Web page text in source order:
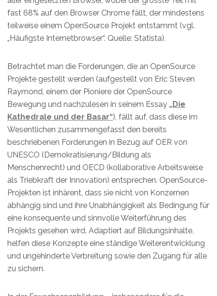
fast 68% auf den Browser Chrome fällt, der mindestens
teilweise einem OpenSource Projekt entstammt (vgl.
„Häufigste Internetbrowser“. Quelle: Statista).
Betrachtet man die Forderungen, die an OpenSource
Projekte gestellt werden (aufgestellt von Eric Steven
Raymond, einem der Pioniere der OpenSource
Bewegung und nachzulesen in seinem Essay „Die
Kathedrale und der Basar“), fällt auf, dass diese im
Wesentlichen zusammengefasst den bereits
beschriebenen Forderungen in Bezug auf OER von
UNESCO (Demokratisierung/Bildung als
Menschenrecht) und OECD (kollaborative Arbeitsweise
als Triebkraft der Innovation) entsprechen. OpenSource-
Projekten ist inhärent, dass sie nicht von Konzernen
abhängig sind und ihre Unabhängigkeit als Bedingung für
eine konsequente und sinnvolle Weiterführung des
Projekts gesehen wird. Adaptiert auf Bildungsinhalte,
helfen diese Konzepte eine ständige Weiterentwicklung
und ungehinderte Verbreitung sowie den Zugang für alle
zu sichern.